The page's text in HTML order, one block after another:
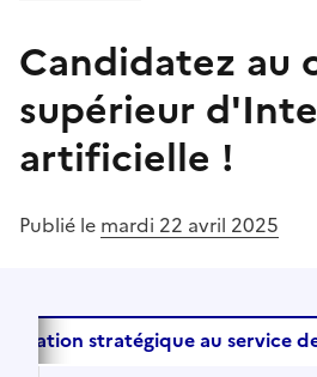
Candidatez au
supérieur
artificielle !
Publié le mardi 22 avril 2025
stratégique au service